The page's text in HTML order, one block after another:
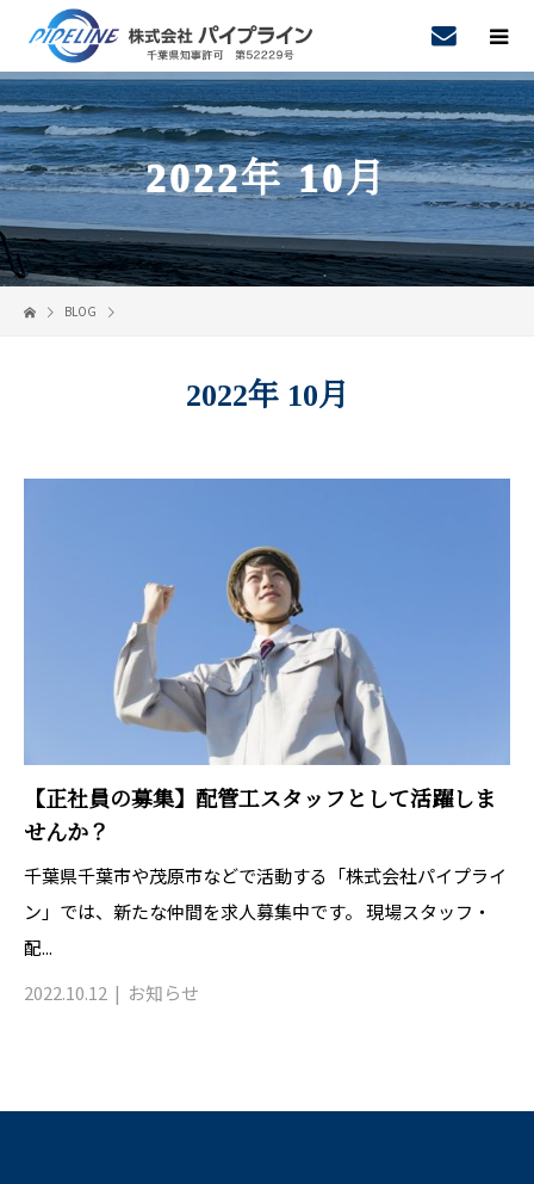
2022年 10月
BLOG
2022年 10月
【正社員の募集】配管工スタッフとして活躍しま
せんか？
千葉県千葉市や茂原市などで活動する「株式会社パイプライ
ン」では、新たな仲間を求人募集中です。 現場スタッフ・
配...
2022.10.12
お知らせ